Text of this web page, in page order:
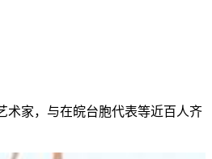
家，与在皖台胞代表等近百人齐